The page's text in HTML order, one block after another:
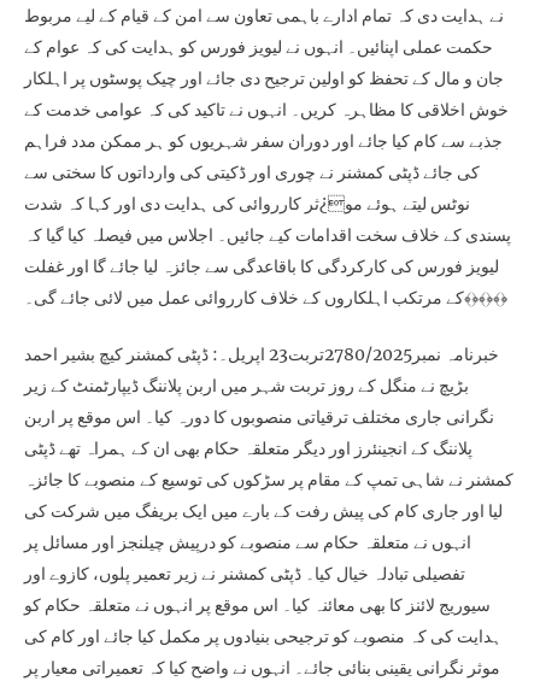
نے ہدایت دی کہ تمام ادارے باہمی تعاون سے امن کے قیام کے لیے مربوط
حکمت عملی اپنائیں۔ انہوں نے لیویز فورس کو ہدایت کی کہ عوام کے
جان و مال کے تحفظ کو اولین ترجیح دی جائے اور چیک پوسٹوں پر اہلکار
خوش اخلاقی کا مظاہرہ کریں۔ انہوں نے تاکید کی کہ عوامی خدمت کے
جذبے سے کام کیا جائے اور دوران سفر شہریوں کو ہر ممکن مدد فراہم
کی جائے ڈپٹی کمشنر نے چوری اور ڈکیتی کی وارداتوں کا سختی سے
نوٹس لیتے ہوئے مو¿ثر کارروائی کی ہدایت دی اور کہا کہ شدت
پسندی کے خلاف سخت اقدامات کیے جائیں۔ اجلاس میں فیصلہ کیا گیا کہ
لیویز فورس کی کارکردگی کا باقاعدگی سے جائزہ لیا جائے گا اور غفلت
کے مرتکب اہلکاروں کے خلاف کارروائی عمل میں لائی جائے گی۔﴾﴿﴾﴿﴾﴿
خبرنامہ نمبر2780/2025تربت23 اپریل۔: ڈپٹی کمشنر کیچ بشیر احمد
بڑیچ نے منگل کے روز تربت شہر میں اربن پلاننگ ڈیپارٹمنٹ کے زیر
نگرانی جاری مختلف ترقیاتی منصوبوں کا دورہ کیا۔ اس موقع پر اربن
پلاننگ کے انجینئرز اور دیگر متعلقہ حکام بھی ان کے ہمراہ تھے ڈپٹی
کمشنر نے شاہی تمپ کے مقام پر سڑکوں کی توسیع کے منصوبے کا جائزہ
لیا اور جاری کام کی پیش رفت کے بارے میں ایک بریفگ میں شرکت کی
انہوں نے متعلقہ حکام سے منصوبے کو درپیش چیلنجز اور مسائل پر
تفصیلی تبادلہ خیال کیا۔ ڈپٹی کمشنر نے زیر تعمیر پلوں، کازوے اور
سیوریج لائنز کا بھی معائنہ کیا۔ اس موقع پر انہوں نے متعلقہ حکام کو
ہدایت کی کہ منصوبے کو ترجیحی بنیادوں پر مکمل کیا جائے اور کام کی
موثر نگرانی یقینی بنائی جائے۔ انہوں نے واضح کیا کہ تعمیراتی معیار پر